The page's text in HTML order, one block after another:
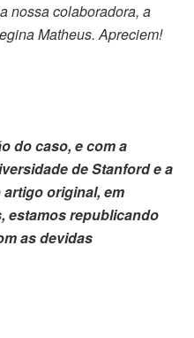
nossa colaboradora, a
Matheus. Apreciem!
do caso, e com a
de Stanford e a
original, em
estamos republicando
as devidas